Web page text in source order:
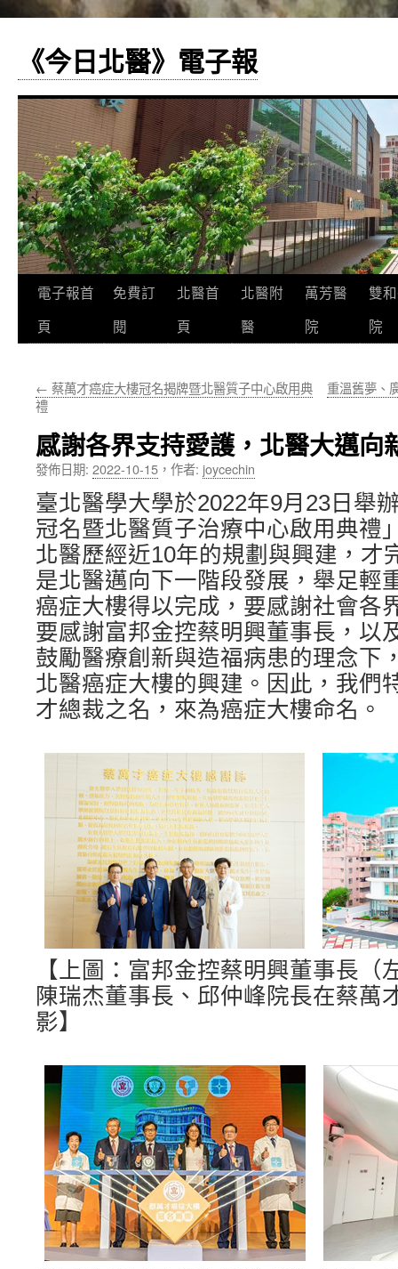
《今日北醫》電子報
跳
至
要
容
電子報首
頁
免費訂
閱
北醫首
頁
北醫附
醫
萬芳醫
院
雙
院
← 蔡萬才癌症大樓冠名揭牌暨北醫質子中心啟用典
禮
重溫舊夢、
感謝各界支持愛護，北醫大邁向
發佈日期: 2022-10-15 ， 作者: joycechin
臺北醫學大學於2022年9月23日舉
冠名暨北醫質子治療中心啟用典禮
北醫歷經近10年的規劃與興建，才
是北醫邁向下一階段發展，舉足輕
癌症大樓得以完成，要感謝社會各
要感謝富邦金控蔡明興董事長，以
鼓勵醫療創新與造福病患的理念下
北醫癌症大樓的興建。因此，我們
才總裁之名，來為癌症大樓命名。
【上圖：富邦金控蔡明興董事長（
陳瑞杰董事長、邱仲峰院長在蔡萬
影】